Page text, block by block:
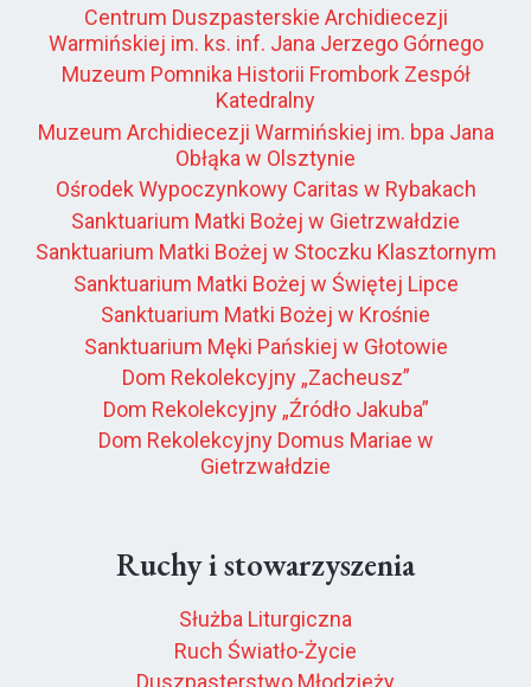
Centrum Duszpasterskie Archidiecezji
Warmińskiej im. ks. inf. Jana Jerzego Górnego
Muzeum Pomnika Historii Frombork Zespół
Katedralny
Muzeum Archidiecezji Warmińskiej im. bpa Jana
Obłąka w Olsztynie
Ośrodek Wypoczynkowy Caritas w Rybakach
Sanktuarium Matki Bożej w Gietrzwałdzie
Sanktuarium Matki Bożej w Stoczku Klasztornym
Sanktuarium Matki Bożej w Świętej Lipce
Sanktuarium Matki Bożej w Krośnie
Sanktuarium Męki Pańskiej w Głotowie
Dom Rekolekcyjny „Zacheusz”
Dom Rekolekcyjny „Źródło Jakuba”
Dom Rekolekcyjny Domus Mariae w
Gietrzwałdzie
Ruchy i stowarzyszenia
Służba Liturgiczna
Ruch Światło-Życie
Duszpasterstwo Młodzieży